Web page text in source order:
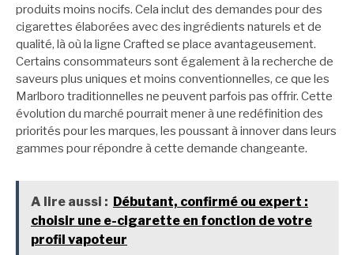
produits moins nocifs. Cela inclut des demandes pour des
cigarettes élaborées avec des ingrédients naturels et de
qualité, là où la ligne Crafted se place avantageusement.
Certains consommateurs sont également à la recherche de
saveurs plus uniques et moins conventionnelles, ce que les
Marlboro traditionnelles ne peuvent parfois pas offrir. Cette
évolution du marché pourrait mener à une redéfinition des
priorités pour les marques, les poussant à innover dans leurs
gammes pour répondre à cette demande changeante.
A lire aussi : Débutant, confirmé ou expert :
choisir une e-cigarette en fonction de votre
profil vapoteur